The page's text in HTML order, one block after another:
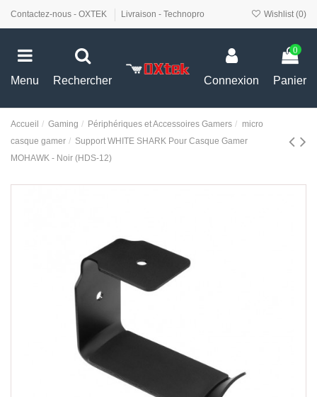
Contactez-nous - OXTEK Livraison - Technopro Wishlist (0)
Menu Rechercher Connexion
0
Panier
Accueil Gaming Périphériques et Accessoires Gamers
micro
casque gamer
Support WHITE SHARK Pour Casque Gamer
MOHAWK - Noir (HDS-12)